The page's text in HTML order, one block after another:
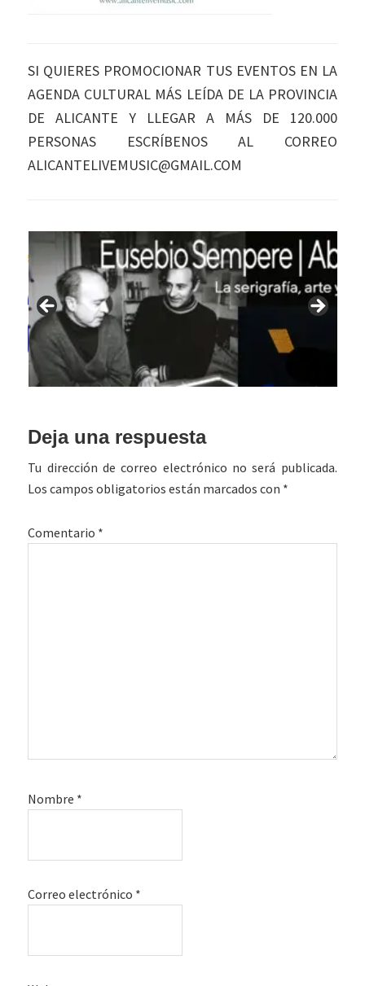
SI QUIERES PROMOCIONAR TUS EVENTOS EN LA
AGENDA CULTURAL MÁS LEÍDA DE LA PROVINCIA
DE ALICANTE Y LLEGAR A MÁS DE 120.000
PERSONAS ESCRÍBENOS AL CORREO
ALICANTELIVEMUSIC@GMAIL.COM
Interacciones
con
los
Deja una respuesta
Tu dirección de correo electrónico no será publicada.
Los campos obligatorios están marcados con *
Comentario *
Nombre *
Correo electrónico *